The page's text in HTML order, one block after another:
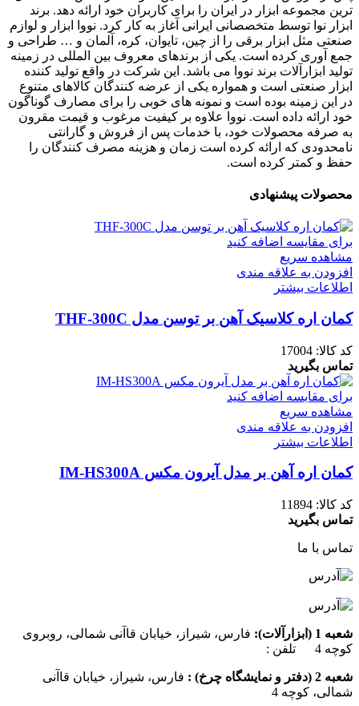
ترین مجموعه ابزار در ایران را برای کاربران خود ارائه دهد. برند
ابزار نوا توسط متخصصانی ایرانی آغاز به کار کرد. نووا ابزار و لوازم
صنعتی مثل ابزار برقی را از چین، تایوان، کره، آلمان و … طراحی و
جمع آوری کرده است. یکی از برندهای معروف بین المللی در زمینه
تولید ابزارآلات برند نووا می باشد. این شرکت در واقع تولید کننده
ابزار صنعتی است و همواره یکی از عرضه کنندگان کالاهای متنوع
در این زمینه بوده است و نمونه های خوبی را برای مصارف گوناگون
خود ارائه داده است. نووا علاوه بر کیفیت مرغوب و قیمت مقرون
به صرفه محصولات خود، با خدمات پس از فروش و گارانتی
نامحدودی که ارائه کرده است زمان و هزینه مصرف کنندگان را
حفظ و کمتر کرده است.
محصولات پیشنهادی
برای مقایسه اضافه کنید
مشاهده سریع
افزودن به علاقه مندی
اطلاعات بیشتر
کمان اره کلاسیک آهن بر توسن مدل THF-300C
کد کالا: 17004
تماس بگیرید
برای مقایسه اضافه کنید
مشاهده سریع
افزودن به علاقه مندی
اطلاعات بیشتر
کمان اره آهن بر مدل آیرون مکس IM-HS300A
کد کالا: 11894
تماس بگیرید
تماس با ما
شعبه 1 (ابزارآلات):
فارس، شیراز، خیابان قاآنی شمالی، روبروی
کوچه 4 تلفن :
شعبه 2 (دفتر و نمایشگاه چرخ) :
فارس، شیراز، خیابان قاآنی
شمالی، کوچه 4